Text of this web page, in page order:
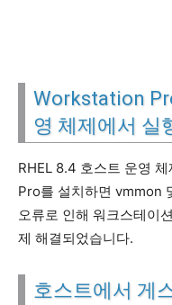
Workstation
영 체제에서 실
RHEL 8.4 호스트 운영
Pro를 설치하면 vmmon
오류로 인해 워크스테이
제 해결되었습니다.
호스트에서 게